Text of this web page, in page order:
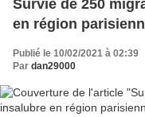
Survie de 250
en région
Publié le 10/02/2021 à 02:39
Par dan29000